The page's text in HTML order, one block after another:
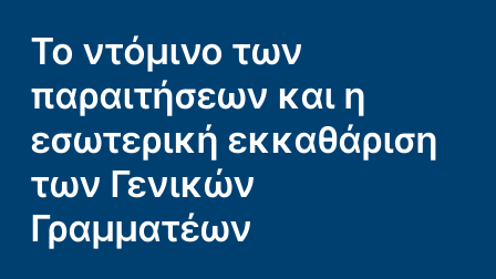
Το ντόμινο των
παραιτήσεων και η
εσωτερική εκκαθάριση
των Γενικών
Γραμματέων